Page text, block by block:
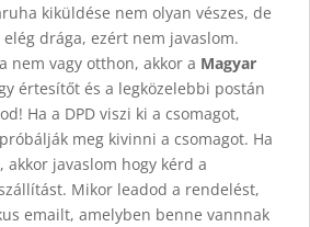
kiküldése nem olyan vészes, de
drága, ezért nem javaslom.
nem vagy otthon, akkor a Magyar
értesítőt és a legközelebbi postán
Ha a DPD viszi ki a csomagot,
meg kivinni a csomagot. Ha
akkor javaslom hogy kérd a
Mikor leadod a rendelést,
emailt, amelyben benne vannnak